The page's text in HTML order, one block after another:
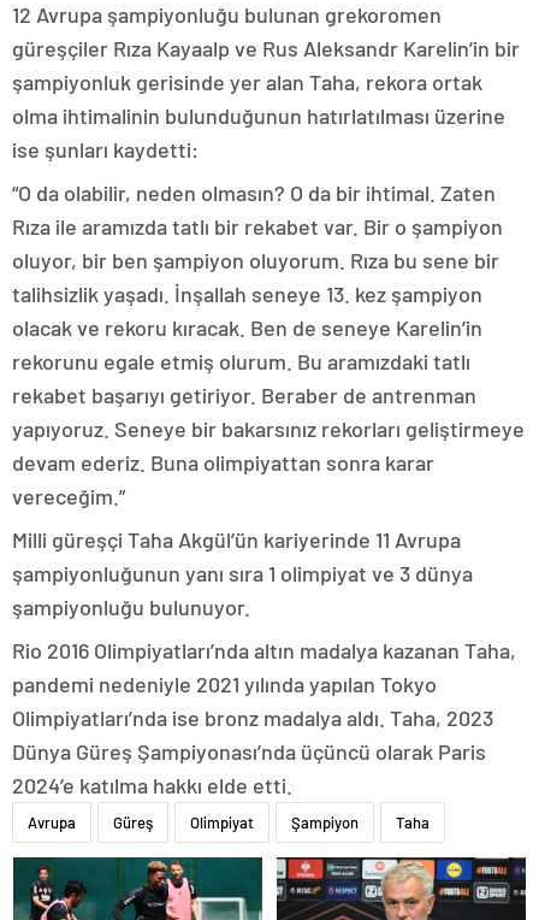
12 Avrupa şampiyonluğu bulunan grekoromen
güreşçiler Rıza Kayaalp ve Rus Aleksandr Karelin’in bir
şampiyonluk gerisinde yer alan Taha, rekora ortak
olma ihtimalinin bulunduğunun hatırlatılması üzerine
ise şunları kaydetti:
“O da olabilir, neden olmasın? O da bir ihtimal. Zaten
Rıza ile aramızda tatlı bir rekabet var. Bir o şampiyon
oluyor, bir ben şampiyon oluyorum. Rıza bu sene bir
talihsizlik yaşadı. İnşallah seneye 13. kez şampiyon
olacak ve rekoru kıracak. Ben de seneye Karelin’in
rekorunu egale etmiş olurum. Bu aramızdaki tatlı
rekabet başarıyı getiriyor. Beraber de antrenman
yapıyoruz. Seneye bir bakarsınız rekorları geliştirmeye
devam ederiz. Buna olimpiyattan sonra karar
vereceğim.”
Milli güreşçi Taha Akgül’ün kariyerinde 11 Avrupa
şampiyonluğunun yanı sıra 1 olimpiyat ve 3 dünya
şampiyonluğu bulunuyor.
Rio 2016 Olimpiyatları’nda altın madalya kazanan Taha,
pandemi nedeniyle 2021 yılında yapılan Tokyo
Olimpiyatları’nda ise bronz madalya aldı. Taha, 2023
Dünya Güreş Şampiyonası’nda üçüncü olarak Paris
2024’e katılma hakkı elde etti.
Avrupa Güreş Olimpiyat Şampiyon Taha